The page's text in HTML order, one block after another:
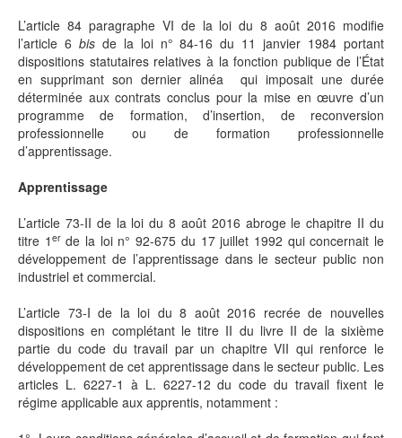
L’article 84 paragraphe VI de la loi du 8 août 2016 modifie
l’article 6 bisde la loi n° 84-16 du 11 janvier 1984 portant
dispositions statutaires relatives à la fonction publique de l’État
en supprimant son dernier alinéa qui imposait une durée
déterminée aux contrats conclus pour la mise en œuvre d’un
programme de formation, d’insertion, de reconversion
professionnelle ou de formation professionnelle
d’apprentissage.
Apprentissage
L’article 73-II de la loi du 8 août 2016 abroge le chapitre II du
titre 1 erde la loi n° 92-675 du 17 juillet 1992 qui concernait le
développement de l’apprentissage dans le secteur public non
industriel et commercial.
L’article 73-I de la loi du 8 août 2016 recrée de nouvelles
dispositions en complétant le titre II du livre II de la sixième
partie du code du travail par un chapitre VII qui renforce le
développement de cet apprentissage dans le secteur public. Les
articles L. 6227-1 à L. 6227-12 du code du travail fixent le
régime applicable aux apprentis, notamment :